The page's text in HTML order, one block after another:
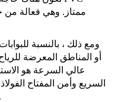
ممتاز. وهي فعالة من
ومع ذلك ، بالنسبة
أو المناطق المعرضة
عالي السرعة هو
السريع وأمن المفتاح
كل شيء” الحل الذي يزيل التنازلات.